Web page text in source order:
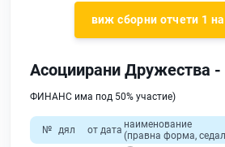
виж сборни отчети 1 на
Асоциирани Дружества -
ФИНАНС има под 50% участие)
№ дял от дата наименование
(правна форма,